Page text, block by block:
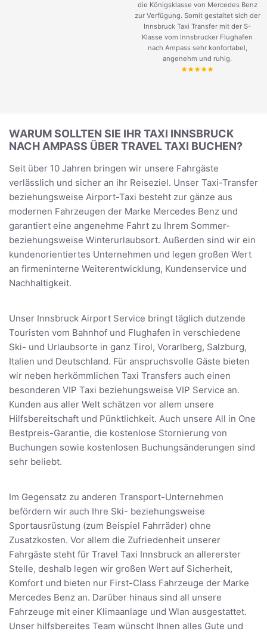
die Königsklasse von Mercedes Benz
zur Verfügung. Somit gestaltet sich der
Innsbruck Taxi Transfer mit der S-
Klasse vom Innsbrucker Flughafen
nach Ampass sehr konfortabel,
angenehm und ruhig.
WARUM SOLLTEN SIE IHR TAXI INNSBRUCK
NACH AMPASS ÜBER TRAVEL TAXI BUCHEN?
Seit über 10 Jahren bringen wir unsere Fahrgäste
verlässlich und sicher an ihr Reiseziel. Unser Taxi-Transfer
beziehungsweise Airport-Taxi besteht zur gänze aus
modernen Fahrzeugen der Marke Mercedes Benz und
garantiert eine angenehme Fahrt zu Ihrem Sommer-
beziehungsweise Winterurlaubsort. Außerden sind wir ein
kundenorientiertes Unternehmen und legen großen Wert
an firmeninterne Weiterentwicklung, Kundenservice und
Nachhaltigkeit.
Unser Innsbruck Airport Service bringt täglich dutzende
Touristen vom Bahnhof und Flughafen in verschiedene
Ski- und Urlaubsorte in ganz Tirol, Vorarlberg, Salzburg,
Italien und Deutschland. Für anspruchsvolle Gäste bieten
wir neben herkömmlichen Taxi Transfers auch einen
besonderen VIP Taxi beziehungsweise VIP Service an.
Kunden aus aller Welt schätzen vor allem unsere
Hilfsbereitschaft und Pünktlichkeit. Auch unsere All in One
Bestpreis-Garantie, die kostenlose Stornierung von
Buchungen sowie kostenlosen Buchungsänderungen sind
sehr beliebt.
Im Gegensatz zu anderen Transport-Unternehmen
befördern wir auch Ihre Ski- beziehungsweise
Sportausrüstung (zum Beispiel Fahrräder) ohne
Zusatzkosten. Vor allem die Zufriedenheit unserer
Fahrgäste steht für Travel Taxi Innsbruck an allererster
Stelle, deshalb legen wir großen Wert auf Sicherheit,
Komfort und bieten nur First-Class Fahrzeuge der Marke
Mercedes Benz an. Darüber hinaus sind all unsere
Fahrzeuge mit einer Klimaanlage und Wlan ausgestattet.
Unser hilfsbereites Team wünscht Ihnen alles Gute und